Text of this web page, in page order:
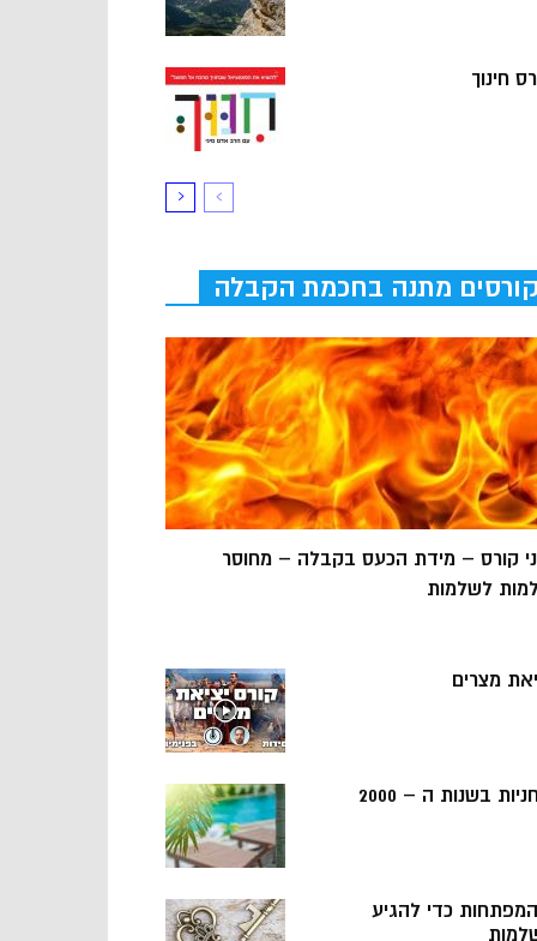
חינוך
קורסים מתנה בחכמת הקבלה
קורס – מידת הכעס בקבלה – מחוסר
לשלמות
מצרים
בשנות ה – 2000
5 המפתחות כדי להגיע